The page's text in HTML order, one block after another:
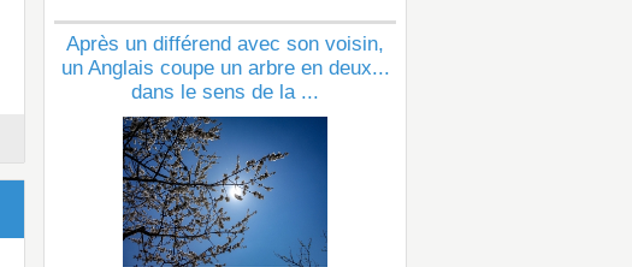
Après un différend avec son voisin,
un Anglais coupe un arbre en deux...
dans le sens de la ...